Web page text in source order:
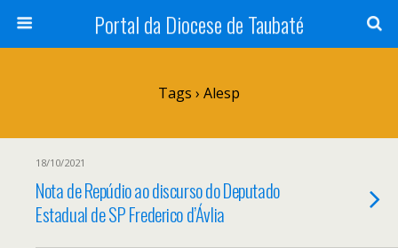
Portal da Diocese de Taubaté
Tags › Alesp
18/10/2021
Nota de Repúdio ao discurso do Deputado
Estadual de SP Frederico d’Ávlia